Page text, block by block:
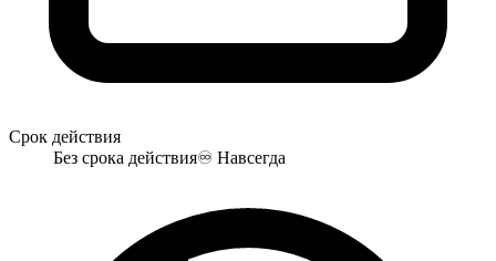
Срок действия
Без срока действия♾️ Навсегда